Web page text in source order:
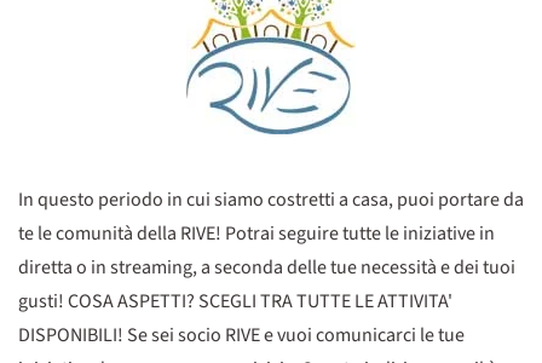
In questo periodo in cui siamo costretti a casa, puoi portare da
te le comunità della RIVE! Potrai seguire tutte le iniziative in
diretta o in streaming, a seconda delle tue necessità e dei tuoi
gusti! COSA ASPETTI? SCEGLI TRA TUTTE LE ATTIVITA'
DISPONIBILI! Se sei socio RIVE e vuoi comunicarci le tue